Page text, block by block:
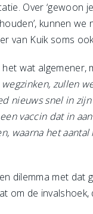
Over
kunnen
van Kuik soms
wat
zullen
nieuws snel in
vaccin dat in
waarna het
dilemma met
om de